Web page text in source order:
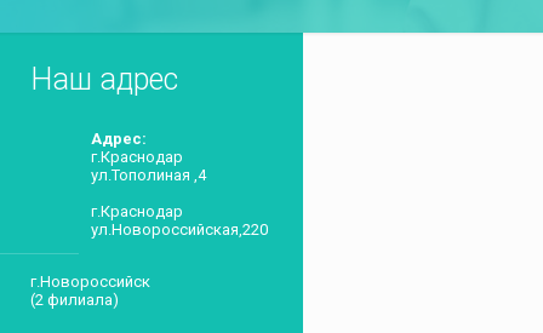
Наш адрес
Адрес:
г.Краснодар
ул.Тополиная ,4
г.Краснодар
ул.Новороссийская,220
г.Новороссийск
(2 филиала)